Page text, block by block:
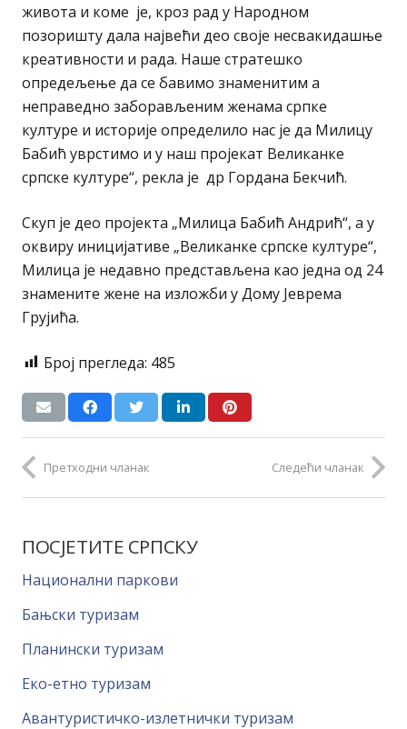
живота и коме је, кроз рад у Народном
позоришту дала највећи део своје несвакидашње
креативности и рада. Наше стратешко
опредељење да се бавимо знаменитим а
неправедно заборављеним женама српке
културе и историје определило нас је да Милицу
Бабић уврстимо и у наш пројекат Великанке
српске културе“, рекла је др Гордана Бекчић.
Скуп је део пројекта „Милица Бабић Андрић“, а у
оквиру иницијативе „Великанке српске културе“,
Милица је недавно представљена као једна од 24
знамените жене на изложби у Дому Јеврема
Грујића.
Број прегледа: 485
Претходни чланак Следећи чланак
ПОСЈЕТИТЕ СРПСКУ
Национални паркови
Бањски туризам
Планински туризам
Еко-етно туризам
Авантуристичко-излетнички туризам